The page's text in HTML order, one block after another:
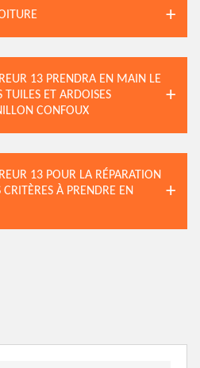
13 PRENDRA EN MAIN LE
ET ARDOISES
CONFOUX
13 POUR LA RÉPARATION
À PRENDRE EN